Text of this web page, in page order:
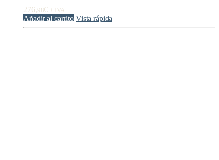
276,98€ + IVA
Añadir al carrito Vista rápida